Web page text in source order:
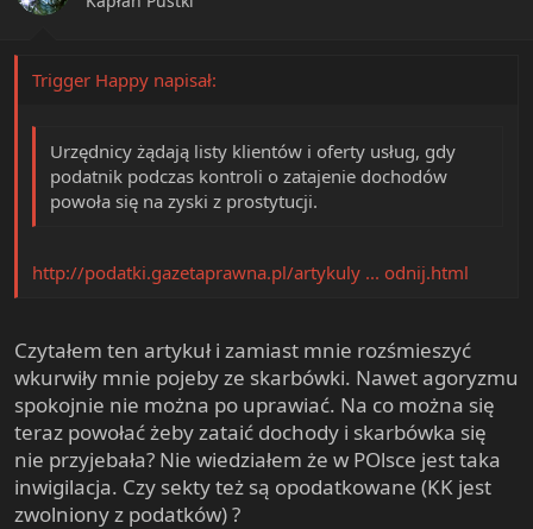
Trigger Happy napisał:
Urzędnicy żądają listy klientów i oferty usług, gdy
podatnik podczas kontroli o zatajenie dochodów
powoła się na zyski z prostytucji.
http://podatki.gazetaprawna.pl/artykuly ... odnij.html
Czytałem ten artykuł i zamiast mnie rozśmieszyć
wkurwiły mnie pojeby ze skarbówki. Nawet agoryzmu
spokojnie nie można po uprawiać. Na co można się
teraz powołać żeby zataić dochody i skarbówka się
nie przyjebała? Nie wiedziałem że w POlsce jest taka
inwigilacja. Czy sekty też są opodatkowane (KK jest
zwolniony z podatków) ?